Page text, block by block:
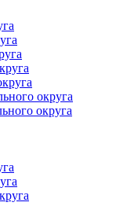
округа
округа